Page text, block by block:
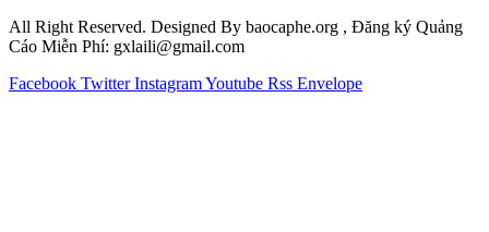
All Right Reserved. Designed By baocaphe.org , Đăng ký Quảng
Cáo Miễn Phí: gxlaili@gmail.com
Facebook Twitter InstagramYoutube Rss Envelope